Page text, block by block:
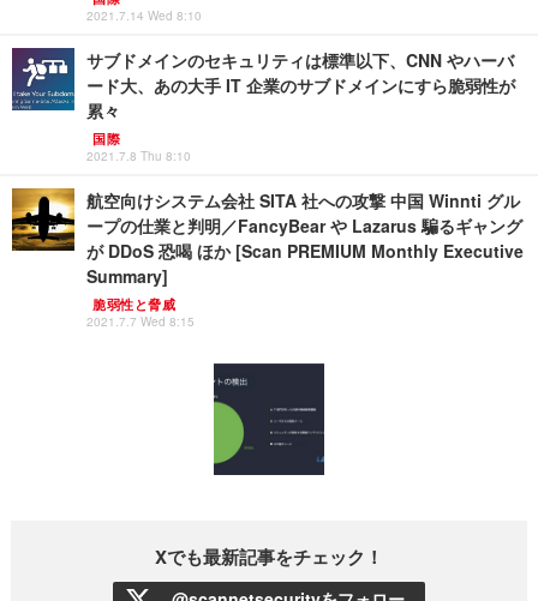
2021.7.14 Wed 8:10
サブドメインのセキュリティは標準以下、CNN やハーバ
ード大、あの大手 IT 企業のサブドメインにすら脆弱性が
累々
国際
2021.7.8 Thu 8:10
航空向けシステム会社 SITA 社への攻撃 中国 Winnti グル
ープの仕業と判明／FancyBear や Lazarus 騙るギャング
が DDoS 恐喝 ほか [Scan PREMIUM Monthly Executive
Summary]
脆弱性と脅威
2021.7.7 Wed 8:15
Xでも最新記事をチェック！